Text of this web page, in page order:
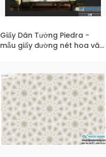
Giấy Dán Tường Piedra -
mẫu giấy đường nét hoa văn